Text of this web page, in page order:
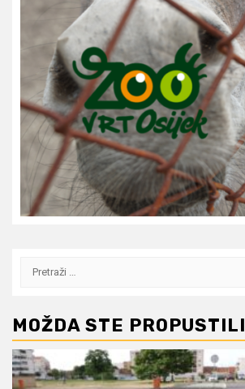
Pretraži:
MOŽDA STE PROPUSTILI